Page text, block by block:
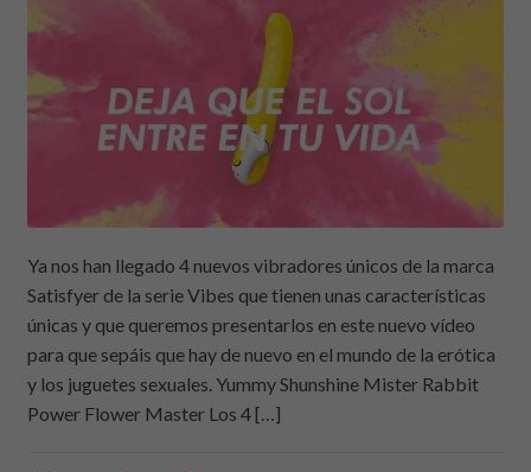
Ya nos han llegado 4 nuevos vibradores únicos de la marca
Satisfyer de la serie Vibes que tienen unas características
únicas y que queremos presentarlos en este nuevo vídeo
para que sepáis que hay de nuevo en el mundo de la erótica
y los juguetes sexuales. Yummy Shunshine Mister Rabbit
Power Flower Master Los 4 […]